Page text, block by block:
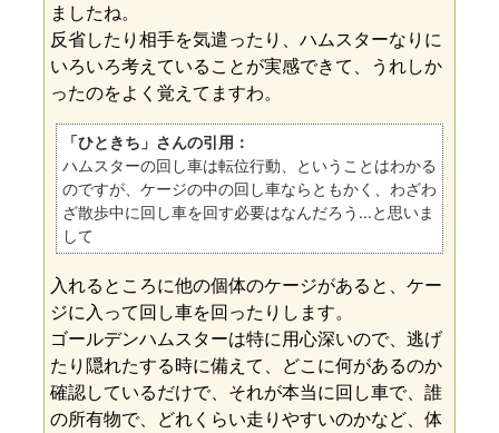
ましたね。
反省したり相手を気遣ったり、ハムスターなりに
いろいろ考えていることが実感できて、うれしか
ったのをよく覚えてますわ。
「ひときち」さんの引用：
ハムスターの回し車は転位行動、ということはわかる
のですが、ケージの中の回し車ならともかく、わざわ
ざ散歩中に回し車を回す必要はなんだろう...と思いま
して
入れるところに他の個体のケージがあると、ケー
ジに入って回し車を回ったりします。
ゴールデンハムスターは特に用心深いので、逃げ
たり隠れたする時に備えて、どこに何があるのか
確認しているだけで、それが本当に回し車で、誰
の所有物で、どれくらい走りやすいのかなど、体